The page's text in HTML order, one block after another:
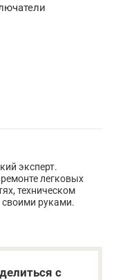
эксперт.
легковых
техническом
своими руками.
с